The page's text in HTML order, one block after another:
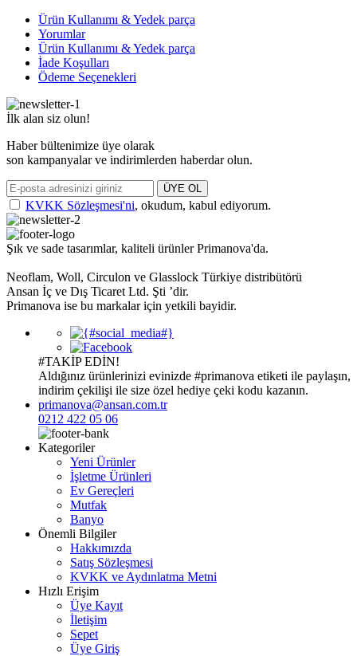
Ürün Kullanımı & Yedek parça
Yorumlar
Ürün Kullanımı & Yedek parça
İade Koşulları
Ödeme Seçenekleri
İlk alan siz olun!
Haber bültenimize üye olarak
son kampanyalar ve indirimlerden haberdar olun.
ÜYE OL
KVKK Sözleşmesi'ni, okudum, kabul ediyorum.
Şık ve sade tasarımlar, kaliteli ürünler Primanova'da.
Neoflam, Woll, Circulon ve Glasslock Türkiye distribütörü
Ansan İç ve Dış Ticaret Ltd. Şti ’dir.
Primanova ise bu markalar için yetkili bayidir.
#TAKİP EDİN!
Aldığınız ürünlerinizi evinizde #primanova etiketi ile paylaşın,
indirim çekilişi ile size özel hediye çeki kodu kazanın.
primanova@ansan.com.tr
0212 422 05 06
Kategoriler
Yeni Ürünler
İşletme Ürünleri
Ev Gereçleri
Mutfak
Banyo
Önemli Bilgiler
Hakkımızda
Satış Sözleşmesi
KVKK ve Aydınlatma Metni
Hızlı Erişim
Üye Kayıt
İletişim
Sepet
Üye Giriş